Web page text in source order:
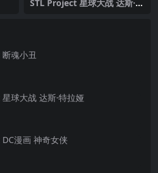
STL Project 星球大战 达斯·特
魂小丑
球大战 达斯·特拉娅
漫画 神奇女侠